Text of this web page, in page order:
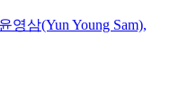
영삼(Yun Young Sam),